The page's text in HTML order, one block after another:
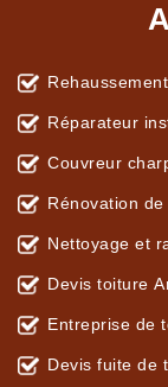
Réparateur
Couvreur
Rénovation
Nettoyage et
Devis toiture
Entreprise de
Devis fuite de